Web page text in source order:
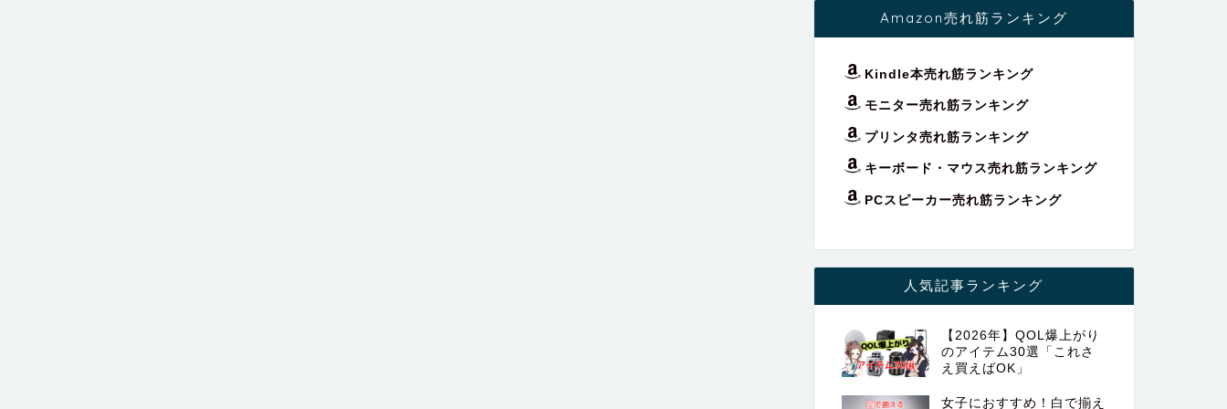
Amazon売れ筋ランキング
Kindle本売れ筋ランキング
モニター売れ筋ランキング
プリンタ売れ筋ランキング
キーボード・マウス売れ筋ランキング
PCスピーカー売れ筋ランキング
人気記事ランキング
【2026年】QOL爆上がり
のアイテム30選「これさ
え買えばOK」
女子におすすめ！白で揃え